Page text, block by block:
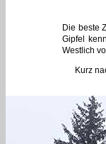
Die beste
Gipfel
Westlich
Kurz